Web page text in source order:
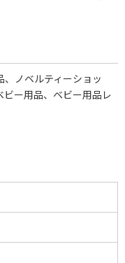
ノベルティーショッ
ー用品、ベビー用品レ